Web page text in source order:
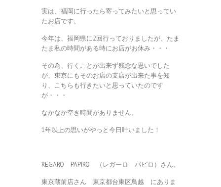
実は、福岡に行ったら寄ってみたいと思ってい
たお店です。
今年は、福岡県に2回行っておりましたが、たま
たま私の時間がある時にお店がお休み・・・
その為、行くことが出来ず残念な思いでした
が、東京にもそのお店の支店が出来た事を知
り、こちらも行きたいと思っていたのです
が・・・
なかなか空き時間がありません。
1年以上の思いがやっと今日叶いました！
REGARO PAPIRO （レガーロ パピロ）さん。
東京蔵前店さん 東京都台東区鳥越 にありま